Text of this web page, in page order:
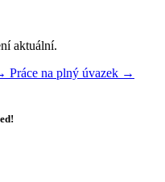
aktuální.
Práce na plný úvazek →